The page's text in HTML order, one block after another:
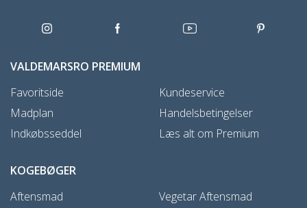
VALDEMARSRO PREMIUM
Favoritside
Madplan
Indkøbsseddel
Kundeservice
Handelsbetingelser
Læs alt om Premium
KOGEBØGER
Aftensmad
Vegetar Aftensmad